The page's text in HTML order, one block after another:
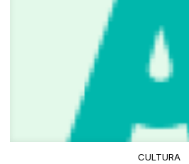
CULTURA